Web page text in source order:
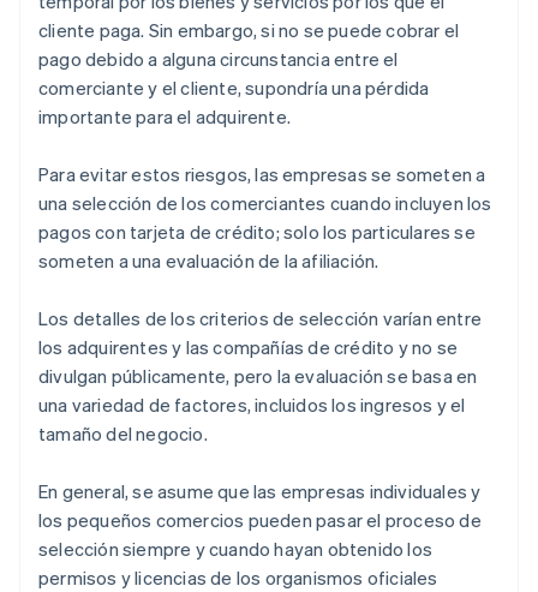
cliente paga. Sin embargo, si no se puede cobrar el
pago debido a alguna circunstancia entre el
comerciante y el cliente, supondría una pérdida
importante para el adquirente.
Para evitar estos riesgos, las empresas se someten a
una selección de los comerciantes cuando incluyen los
pagos con tarjeta de crédito; solo los particulares se
someten a una evaluación de la afiliación.
Los detalles de los criterios de selección varían entre
los adquirentes y las compañías de crédito y no se
divulgan públicamente, pero la evaluación se basa en
una variedad de factores, incluidos los ingresos y el
tamaño del negocio.
En general, se asume que las empresas individuales y
los pequeños comercios pueden pasar el proceso de
selección siempre y cuando hayan obtenido los
permisos y licencias de los organismos oficiales